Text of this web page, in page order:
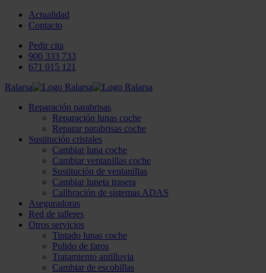
Actualidad
Contacto
Pedir cita
900 333 733
671 015 121
Ralarsa
Reparación parabrisas
Reparación lunas coche
Reparar parabrisas coche
Sustitución cristales
Cambiar luna coche
Cambiar ventanillas coche
Sustitución de ventanillas
Cambiar luneta trasera
Calibración de sistemas ADAS
Aseguradoras
Red de talleres
Otros servicios
Tintado lunas coche
Pulido de faros
Tratamiento antilluvia
Cambiar de escobillas